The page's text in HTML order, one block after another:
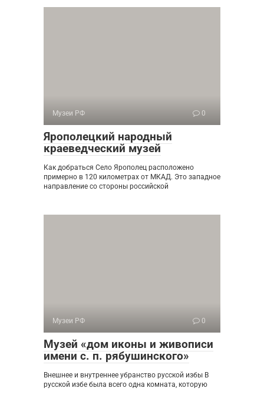
Музеи РФ 0
Ярополецкий народный
краеведческий музей
Как добраться Село Ярополец расположено
примерно в 120 километрах от МКАД. Это западное
направление со стороны российской
Музеи РФ 0
Музей «дом иконы и живописи
имени с. п. рябушинского»
Внешнее и внутреннее убранство русской избы В
русской избе была всего одна комната, которую